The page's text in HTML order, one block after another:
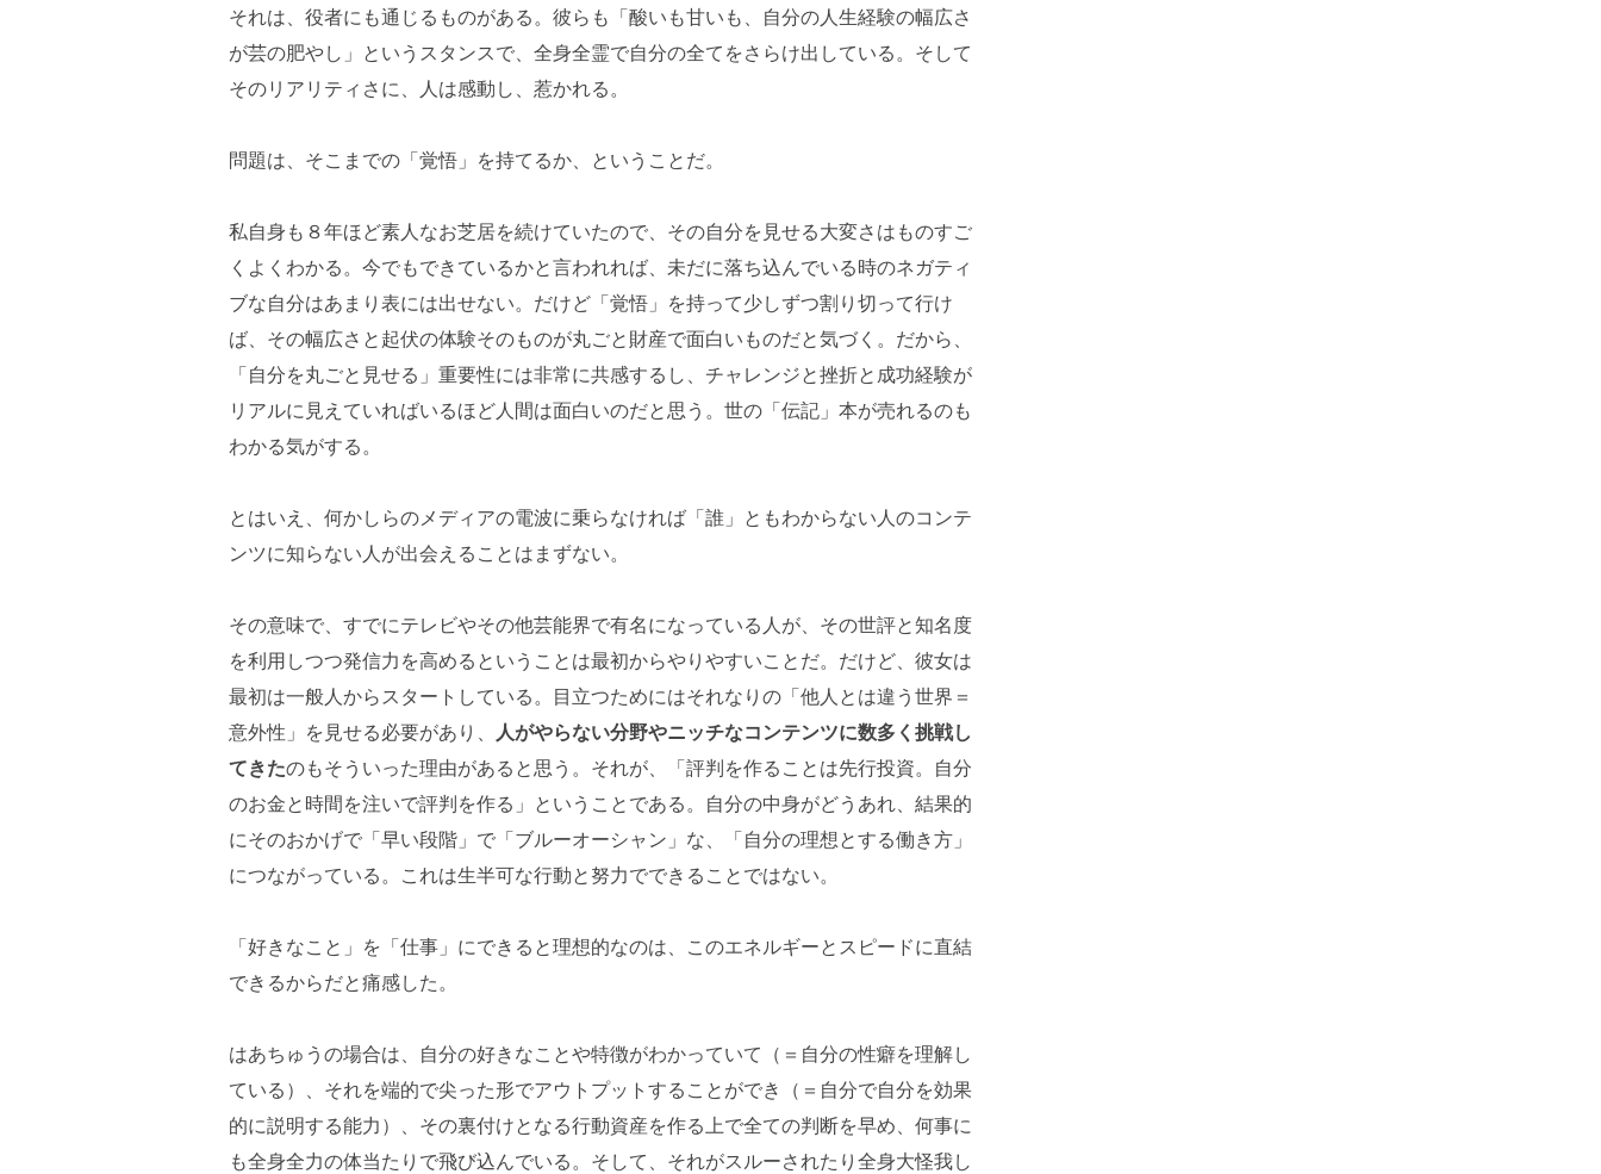
それは、役者にも通じるものがある。彼らも「酸いも甘いも、自分の人生経験の幅広さ
が芸の肥やし」というスタンスで、全身全霊で自分の全てをさらけ出している。そして
そのリアリティさに、人は感動し、惹かれる。
問題は、そこまでの「覚悟」を持てるか、ということだ。
私自身も８年ほど素人なお芝居を続けていたので、その自分を見せる大変さはものすご
くよくわかる。今でもできているかと言われれば、未だに落ち込んでいる時のネガティ
ブな自分はあまり表には出せない。だけど「覚悟」を持って少しずつ割り切って行け
ば、その幅広さと起伏の体験そのものが丸ごと財産で面白いものだと気づく。だから、
「自分を丸ごと見せる」重要性には非常に共感するし、チャレンジと挫折と成功経験が
リアルに見えていればいるほど人間は面白いのだと思う。世の「伝記」本が売れるのも
わかる気がする。
とはいえ、何かしらのメディアの電波に乗らなければ「誰」ともわからない人のコンテ
ンツに知らない人が出会えることはまずない。
その意味で、すでにテレビやその他芸能界で有名になっている人が、その世評と知名度
を利用しつつ発信力を高めるということは最初からやりやすいことだ。だけど、彼女は
最初は一般人からスタートしている。目立つためにはそれなりの「他人とは違う世界＝
意外性」を見せる必要があり、
人がやらない分野やニッチなコンテンツに数多く挑戦し
てきたのもそういった理由があると思う。それが、「評判を作ることは先行投資。自分
のお金と時間を注いで評判を作る」ということである。自分の中身がどうあれ、結果的
にそのおかげで「早い段階」で「ブルーオーシャン」な、「自分の理想とする働き方」
につながっている。これは生半可な行動と努力でできることではない。
「好きなこと」を「仕事」にできると理想的なのは、このエネルギーとスピードに直結
できるからだと痛感した。
はあちゅうの場合は、自分の好きなことや特徴がわかっていて（＝自分の性癖を理解し
ている）、それを端的で尖った形でアウトプットすることができ（＝自分で自分を効果
的に説明する能力）、その裏付けとなる行動資産を作る上で全ての判断を早め、何事に
も全身全力の体当たりで飛び込んでいる。そして、それがスルーされたり全身大怪我し